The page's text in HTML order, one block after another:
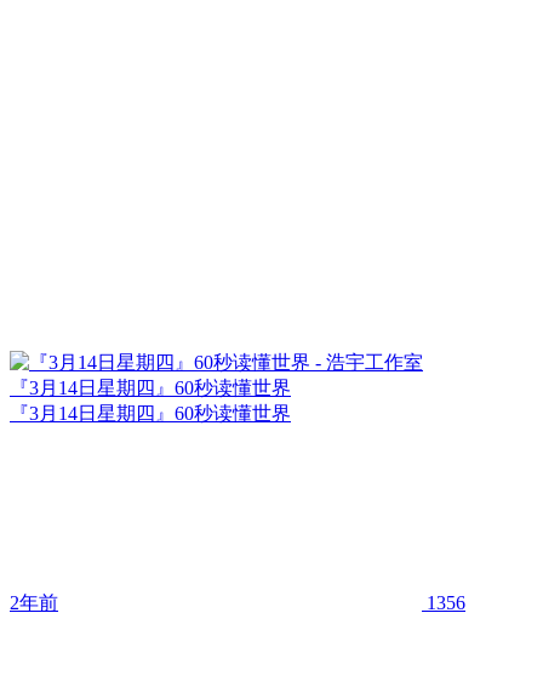
『3月14日星期四』60秒读懂世界
『3月14日星期四』60秒读懂世界
2年前 1356